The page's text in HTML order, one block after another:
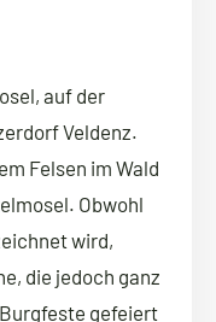
auf der
Veldenz.
Felsen im Wald
Obwohl
wird,
die jedoch ganz
gefeiert